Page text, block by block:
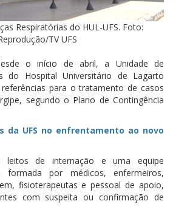
Respiratórias do HUL-UFS. Foto:
TV UFS
o início de abril, a Unidade de
do Hospital Universitário de Lagarto
para o tratamento de casos
segundo o Plano de Contingência
da UFS no enfrentamento ao novo
de internação e uma equipe
formada por médicos, enfermeiros,
fisioterapeutas e pessoal de apoio,
com suspeita ou confirmação de